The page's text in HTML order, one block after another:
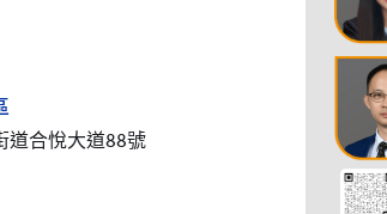
道合悅大道88號